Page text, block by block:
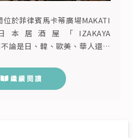
於菲律賓馬卡蒂廣場MAKATI
本居酒屋「IZAKAYA
論是日、韓、歐美、華人還是
位於小東京旁 會知道
在馬尼拉工作者口耳相傳，很
繼續閱讀